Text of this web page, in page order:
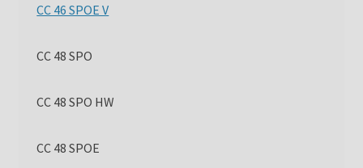
CC 46 SPOE V
CC 48 SPO
CC 48 SPO HW
CC 48 SPOE